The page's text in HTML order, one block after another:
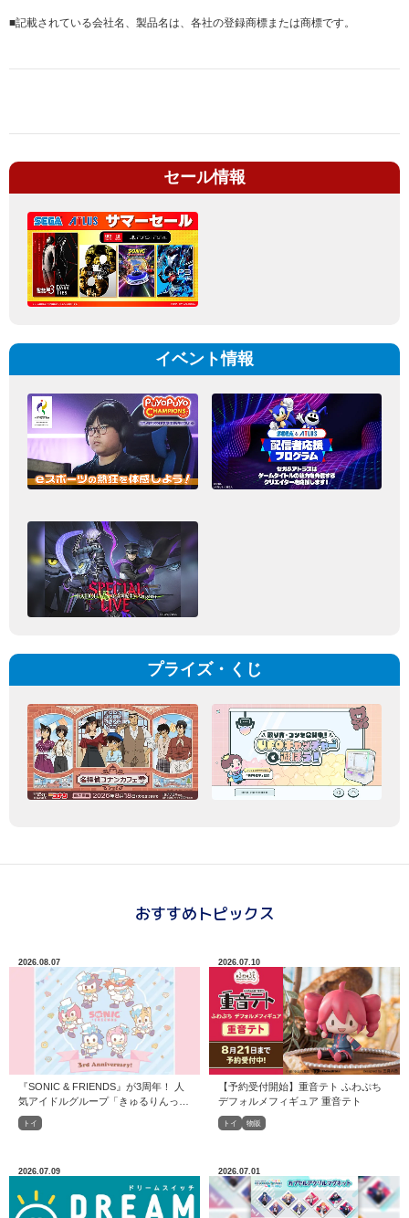
■記載されている会社名、製品名は、各社の登録商標または商標です。
セール情報
イベント情報
プライズ・くじ
おすすめトピックス
2026.08.07
トイ
『SONIC & FRIENDS』が3周年！ 人
気アイドルグループ「きゅるりんって
してみて」との特別企画！
2026.07.10
トイ 物販
【予約受付開始】重音テト ふわぷち
デフォルメフィギュア 重音テト
2026.07.09 2026.07.01